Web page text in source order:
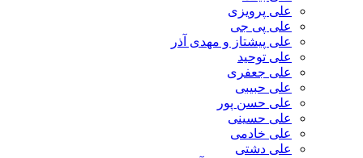
علی پرویزی
علی پی جی
علی پیشتاز و مهدی آذر
علی توحید
علی جعفری
علی حبیبی
علی حسن پور
علی حسینی
علی خادمی
علی دشتی